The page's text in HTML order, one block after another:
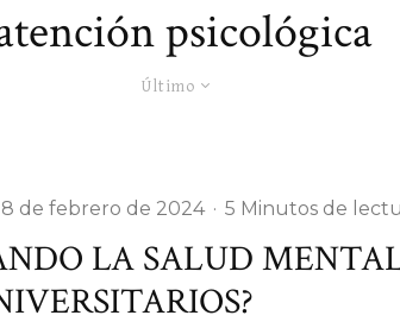
psicológica
Último
8 de febrero de 2024 · 5 Minutos de
LA SALUD